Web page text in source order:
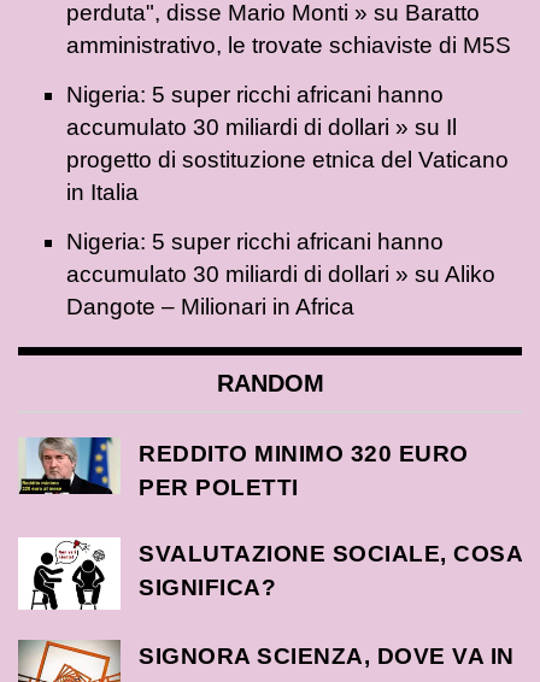
perduta", disse Mario Monti » su Baratto
amministrativo, le trovate schiaviste di M5S
Nigeria: 5 super ricchi africani hanno
accumulato 30 miliardi di dollari » su Il
progetto di sostituzione etnica del Vaticano
in Italia
Nigeria: 5 super ricchi africani hanno
accumulato 30 miliardi di dollari » su Aliko
Dangote – Milionari in Africa
RANDOM
REDDITO MINIMO 320 EURO
PER POLETTI
SVALUTAZIONE SOCIALE, COSA
SIGNIFICA?
SIGNORA SCIENZA, DOVE VA IN